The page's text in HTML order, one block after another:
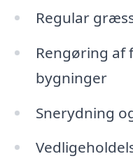
Regular
Rengøring
bygninger
Snerydning